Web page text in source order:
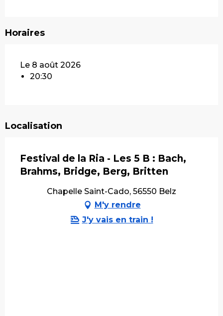
Horaires
Le 8 août 2026
20:30
Localisation
Festival de la Ria - Les 5 B : Bach,
Brahms, Bridge, Berg, Britten
Chapelle Saint-Cado, 56550 Belz
M'y rendre
J'y vais en train !